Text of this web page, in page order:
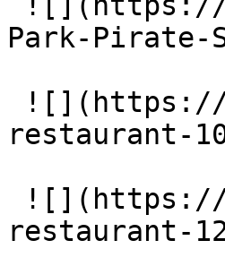
Park-Pirate-
restaurant-
restaurant-